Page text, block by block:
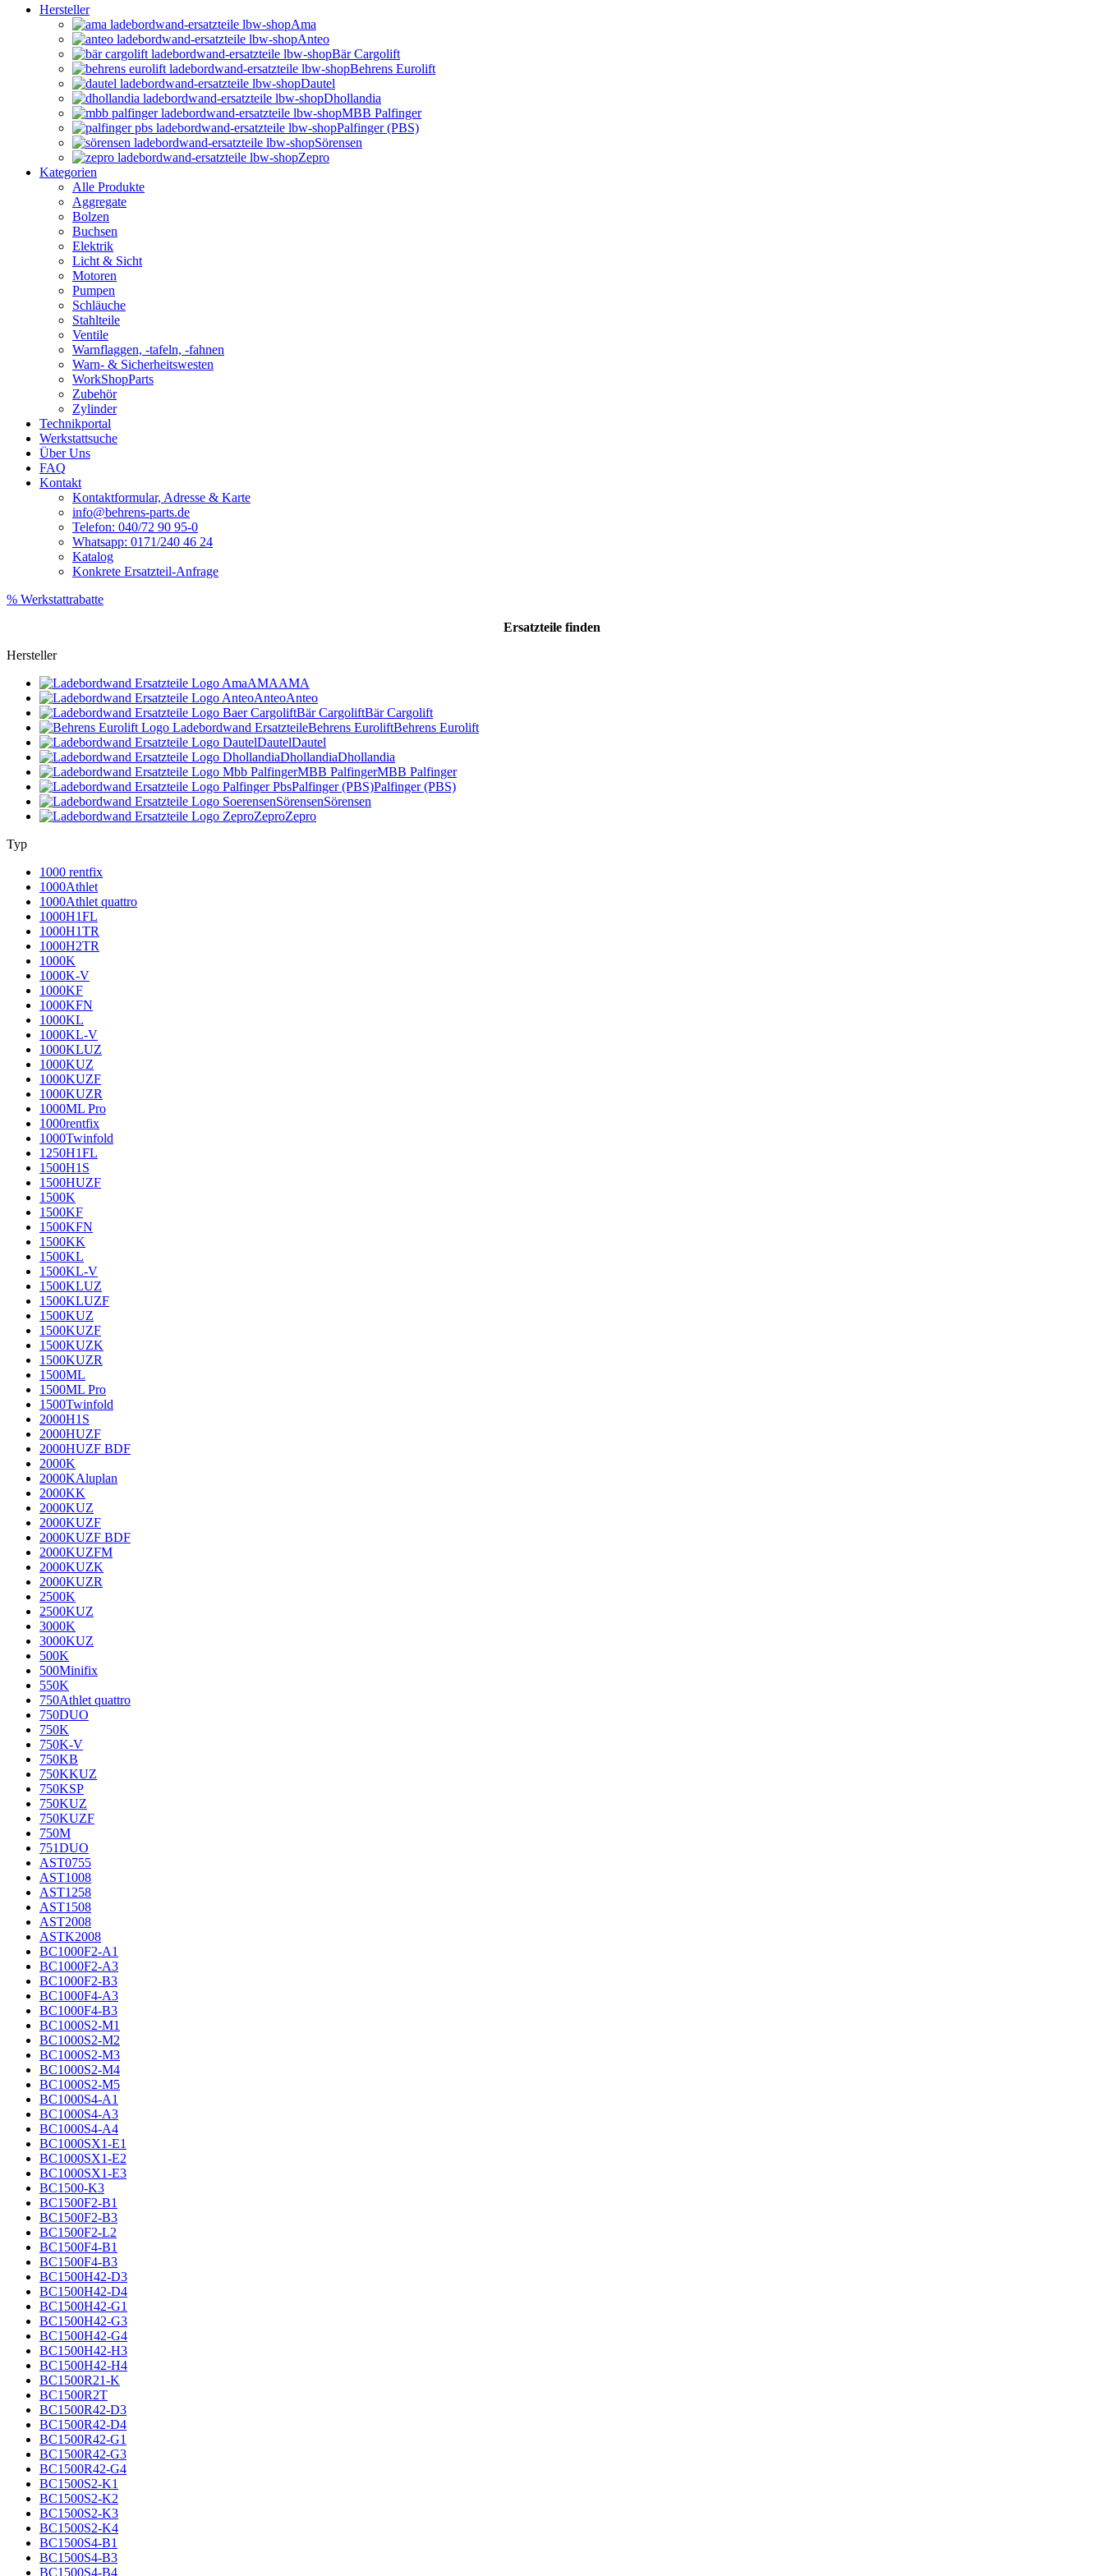
Hersteller
Ama
Anteo
Bär Cargolift
Behrens Eurolift
Dautel
Dhollandia
MBB Palfinger
Palfinger (PBS)
Sörensen
Zepro
Kategorien
Alle Produkte
Aggregate
Bolzen
Buchsen
Elektrik
Licht & Sicht
Motoren
Pumpen
Schläuche
Stahlteile
Ventile
Warnflaggen, -tafeln, -fahnen
Warn- & Sicherheitswesten
WorkShopParts
Zubehör
Zylinder
Technikportal
Werkstattsuche
Über Uns
FAQ
Kontakt
Kontaktformular, Adresse & Karte
info@behrens-parts.de
Telefon: 040/72 90 95-0
Whatsapp: 0171/240 46 24
Katalog
Konkrete Ersatzteil-Anfrage
% Werkstattrabatte
Ersatzteile finden
Hersteller
AMAAMA
AnteoAnteo
Bär CargoliftBär Cargolift
Behrens EuroliftBehrens Eurolift
DautelDautel
DhollandiaDhollandia
MBB PalfingerMBB Palfinger
Palfinger (PBS)Palfinger (PBS)
SörensenSörensen
ZeproZepro
Typ
1000 rentfix
1000Athlet
1000Athlet quattro
1000H1FL
1000H1TR
1000H2TR
1000K
1000K-V
1000KF
1000KFN
1000KL
1000KL-V
1000KLUZ
1000KUZ
1000KUZF
1000KUZR
1000ML Pro
1000rentfix
1000Twinfold
1250H1FL
1500H1S
1500HUZF
1500K
1500KF
1500KFN
1500KK
1500KL
1500KL-V
1500KLUZ
1500KLUZF
1500KUZ
1500KUZF
1500KUZK
1500KUZR
1500ML
1500ML Pro
1500Twinfold
2000H1S
2000HUZF
2000HUZF BDF
2000K
2000KAluplan
2000KK
2000KUZ
2000KUZF
2000KUZF BDF
2000KUZFM
2000KUZK
2000KUZR
2500K
2500KUZ
3000K
3000KUZ
500K
500Minifix
550K
750Athlet quattro
750DUO
750K
750K-V
750KB
750KKUZ
750KSP
750KUZ
750KUZF
750M
751DUO
AST0755
AST1008
AST1258
AST1508
AST2008
ASTK2008
BC1000F2-A1
BC1000F2-A3
BC1000F2-B3
BC1000F4-A3
BC1000F4-B3
BC1000S2-M1
BC1000S2-M2
BC1000S2-M3
BC1000S2-M4
BC1000S2-M5
BC1000S4-A1
BC1000S4-A3
BC1000S4-A4
BC1000SX1-E1
BC1000SX1-E2
BC1000SX1-E3
BC1500-K3
BC1500F2-B1
BC1500F2-B3
BC1500F2-L2
BC1500F4-B1
BC1500F4-B3
BC1500H42-D3
BC1500H42-D4
BC1500H42-G1
BC1500H42-G3
BC1500H42-G4
BC1500H42-H3
BC1500H42-H4
BC1500R21-K
BC1500R2T
BC1500R42-D3
BC1500R42-D4
BC1500R42-G1
BC1500R42-G3
BC1500R42-G4
BC1500S2-K1
BC1500S2-K2
BC1500S2-K3
BC1500S2-K4
BC1500S4-B1
BC1500S4-B3
BC1500S4-B4